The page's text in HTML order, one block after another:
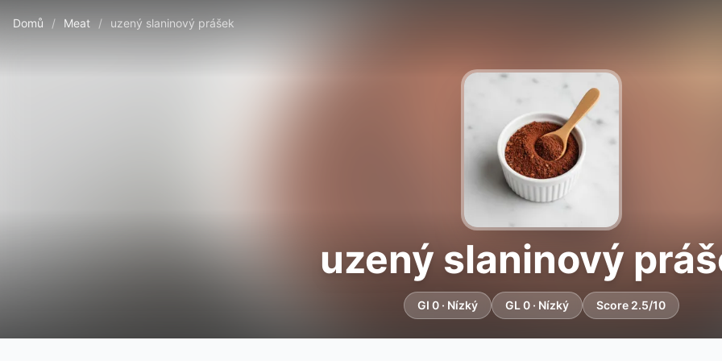
Domů / Meat / uzený slaninový prášek
uzený slaninový
GI 0 · Nízký GL 0 · Nízký Score 2.5/10